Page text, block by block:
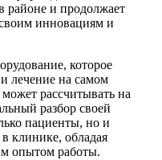
районе и продолжает
инновациям и
которое
лечение на самом
рассчитывать на
разбор своей
пациенты, но и
клинике, обладая
опытом работы.